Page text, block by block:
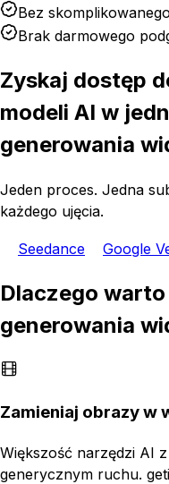
Bez
Brak darmowego
Zyskaj dostęp
modeli AI w
generowania
Jeden proces. Jedna
każdego ujęcia.
Seedance Google
Dlaczego
generowania
Zamieniaj obrazy w
Większość narzędzi AI
generycznym ruchu.